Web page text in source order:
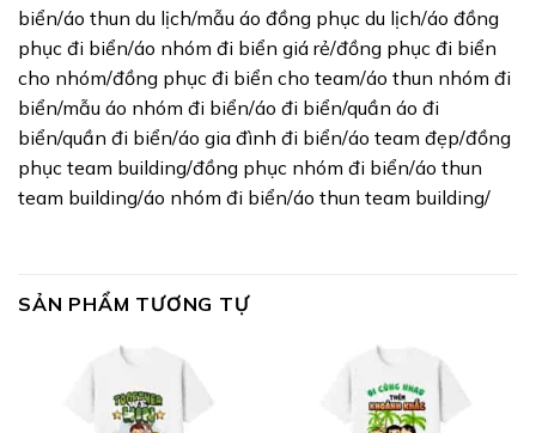
biển/áo thun du lịch/mẫu áo đồng phục du lịch/áo đồng
phục đi biển/áo nhóm đi biển giá rẻ/đồng phục đi biển
cho nhóm/đồng phục đi biển cho team/áo thun nhóm đi
biển/mẫu áo nhóm đi biển/áo đi biển/quần áo đi
biển/quần đi biển/áo gia đình đi biển/áo team đẹp/đồng
phục team building/đồng phục nhóm đi biển/áo thun
team building/áo nhóm đi biển/áo thun team building/
SẢN PHẨM TƯƠNG TỰ